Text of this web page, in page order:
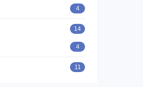
4
14
4
11